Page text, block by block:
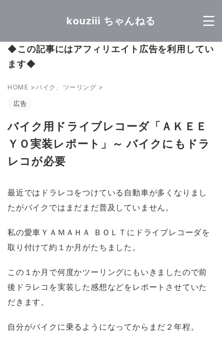
kouziii ちゃんねる
◆この記事にはアフィリエイト広告を利用してい
ます◆
HOME >バイク、ツーリング >
広告
バイク用ドライブレコーダ「ＡＫＥＥ
ＹＯ実装レポート」～ バイクにもドラ
レコが必要
最近ではドラレコをつけている自動車が多くなりまし
たがバイクではまだまだ普及していません。
私の愛車ＹＡＭＡＨＡ ＢＯＬＴにドライブレコーダを
取り付けて約１か月がたちました。
この１か月で何度かツーリングにもいきましたので前
後ドラレコを実装した感想などをレポートさせていた
だきます。
自分がバイクに乗るようになってからまだ２年程。